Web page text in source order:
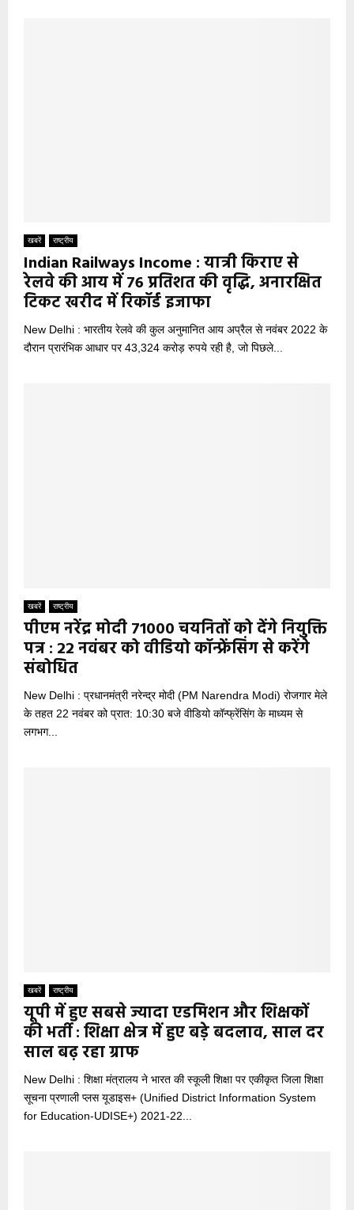
खबरें राष्ट्रीय
Indian Railways Income : यात्री किराए से
रेलवे की आय में 76 प्रतिशत की वृद्धि, अनारक्षित
टिकट खरीद में रिकॉर्ड इजाफा
New Delhi : भारतीय रेलवे की कुल अनुमानित आय अप्रैल से नवंबर 2022 के
दौरान प्रारंभिक आधार पर 43,324 करोड़ रुपये रही है, जो पिछले...
खबरें राष्ट्रीय
पीएम नरेंद्र मोदी 71000 चयनितों को देंगे नियुक्ति
पत्र : 22 नवंबर को वीडियो कॉन्फ्रेंसिंग से करेंगे
संबोधित
New Delhi : प्रधानमंत्री नरेन्द्र मोदी (PM Narendra Modi) रोजगार मेले
के तहत 22 नवंबर को प्रात: 10:30 बजे वीडियो कॉन्फ्रेंसिंग के माध्यम से
लगभग...
खबरें राष्ट्रीय
यूपी में हुए सबसे ज्यादा एडमिशन और शिक्षकों
की भर्ती : शिक्षा क्षेत्र में हुए बड़े बदलाव, साल दर
साल बढ़ रहा ग्राफ
New Delhi : शिक्षा मंत्रालय ने भारत की स्कूली शिक्षा पर एकीकृत जिला शिक्षा
सूचना प्रणाली प्लस यूडाइस+ (Unified District Information System
for Education-UDISE+) 2021-22...